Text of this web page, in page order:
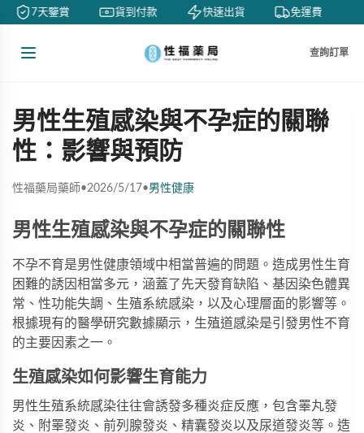
7天鑒賞 貨到付款 快速出貨 免運費
查詢訂單
男性生殖感染與不孕症的關聯
性：影響與預防
性福藥局藥師•2026/5/17•男性健康
男性生殖感染與不孕症的關聯性
不孕不育是男性健康領域中相當普遍的問題。造成男性生育
困難的誘因相當多元，涵蓋了先天發育缺陷、基因染色體異
常、性功能失調、生殖系統感染，以及心理層面的影響等。
根據現有的醫學研究數據顯示，生殖道感染是引發男性不育
的主要因素之一。
生殖感染如何影響生育能力
男性生殖系統感染往往會誘發多種炎症反應，包含睪丸發
炎、附睪發炎、前列腺發炎、精囊發炎以及尿道發炎等。造